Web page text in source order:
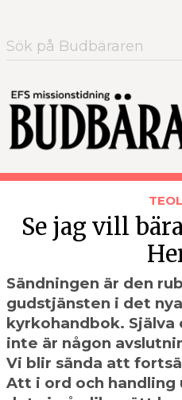
Sök
efter:
Se jag vill
Sändningen är den
gudstjänsten i det
kyrkohandbok.
inte är någon
Vi blir sända att
Att i ord och handling